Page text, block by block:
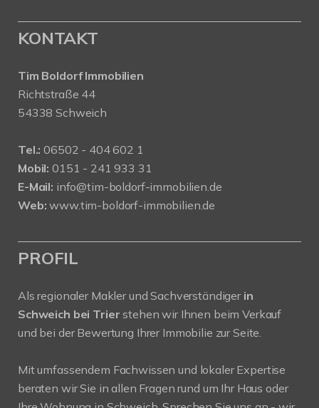
KONTAKT
Tim Boldorf Immobilien
Richtstraße 44
54338 Schweich
Tel.: 06502 - 404 602 1
Mobil: 0151 - 241 933 31
E-Mail: info@tim-boldorf-immobilien.de
Web:www.tim-boldorf-immobilien.de
PROFIL
Als regionaler Makler und Sachverständigerin
Schweich bei Trierstehen wir Ihnen beim Verkauf
und bei der Bewertung Ihrer Immobilie zur Seite.
Mit umfassendem Fachwissen und lokaler Expertise
beraten wir Sie in allen Fragen rund um Ihr Haus oder